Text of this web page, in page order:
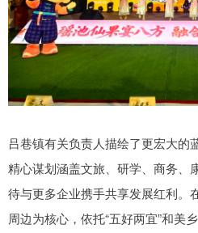
吕巷镇有关负责人描绘了更宏大的
精心谋划涵盖文旅、研学、商务、
待与更多企业携手共享发展红利。
周边为核心，依托“五好两宜”和美